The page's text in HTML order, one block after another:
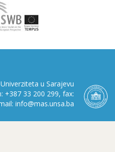
u Sarajevu
+387 33 200 299, fax:
info@mas.unsa.ba